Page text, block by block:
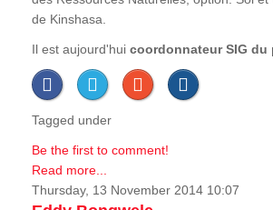
de Kinshasa.
Il est aujourd'hui coordonnateur SIG du
Tagged under
Be the first to comment!
Read more...
Thursday, 13 November 2014 10:07